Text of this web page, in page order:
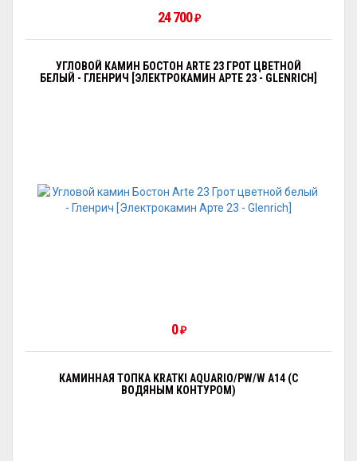
24 700₽
УГЛОВОЙ КАМИН БОСТОН ARTE 23 ГРОТ ЦВЕТНОЙ
БЕЛЫЙ - ГЛЕНРИЧ [ЭЛЕКТРОКАМИН АРТЕ 23 - GLENRICH]
0₽
КАМИННАЯ ТОПКА KRATKI AQUARIO/PW/W A14 (С
ВОДЯНЫМ КОНТУРОМ)